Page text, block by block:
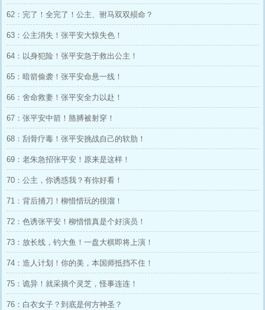
62：完了！全完了！公主、驸马双双殒命？
63：公主消失！张平安大惊失色！
64：以身犯险！张平安急于救出公主！
65：暗箭偷袭！张平安命悬一线！
66：舍命救妻！张平安全力以赴！
67：张平安中箭！胳膊被射穿！
68：刮骨疗毒！张平安挑战自己的软肋！
69：老朱急招张平安！原来是这样！
70：公主，你诱惑我？有你好看！
71：背后捅刀！柳惜惜玩的很溜！
72：色诱张平安！柳惜惜真是个好演员！
73：放长线，钓大鱼！一盘大棋即将上演！
74：造人计划！你的美，本国师抵挡不住！
75：诡异！就采摘个灵芝，怪事连连！
76：白衣女子？到底是何方神圣？